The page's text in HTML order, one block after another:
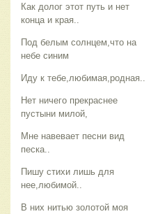
Как долог этот путь и нет
конца и края..
Под белым солнцем,что на
небе синим
Иду к тебе,любимая,родная..
Нет ничего прекраснее
пустыни милой,
Мне навевает песни вид
песка..
Пишу стихи лишь для
нее,любимой..
В них нитью золотой моя